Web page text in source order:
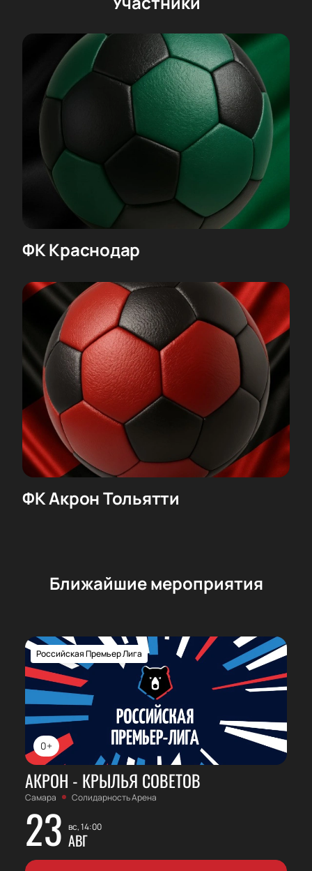
ФК Краснодар
ФК Акрон Тольятти
Ближайшие мероприятия
0+
Российская Премьер Лига
АКРОН - КРЫЛЬЯ СОВЕТОВ
Самара Солидарность Арена
23 вс, 14:00
АВГ